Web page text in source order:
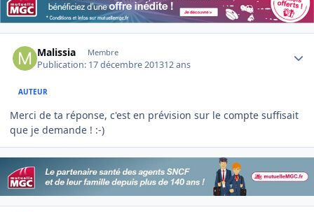
Malissia Membre
Publication: 17 décembre 201312 ans
AUTEUR
Merci de ta réponse, c'est en prévision sur le compte suffisait
que je demande ! :-)